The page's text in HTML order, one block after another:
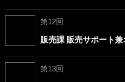
第12回
販売課 販売サポート
第13回